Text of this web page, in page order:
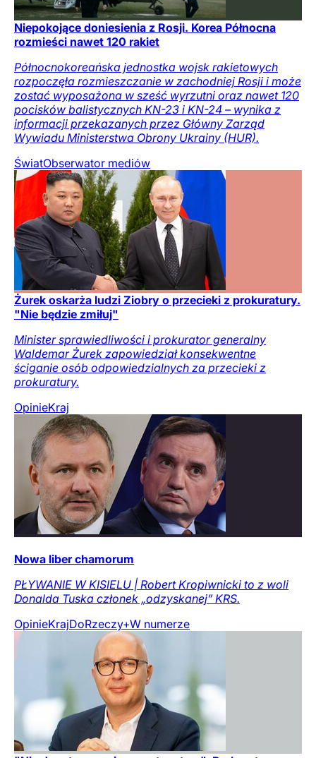
Niepokojące doniesienia z Rosji. Korea Północna
rozmieści nawet 120 rakiet
Północnokoreańska jednostka wojsk rakietowych
rozpoczęła rozmieszczanie w zachodniej Rosji i może
zostać wyposażona w sześć wyrzutni oraz nawet 120
pocisków balistycznych KN-23 i KN-24 – wynika z
informacji przekazanych przez Główny Zarząd
Wywiadu Ministerstwa Obrony Ukrainy (HUR).
ŚwiatObserwator mediów
Żurek oskarża ludzi Ziobry o przecieki z prokuratury.
"Nie będzie zmiłuj"
Minister sprawiedliwości i prokurator generalny
Waldemar Żurek zapowiedział konsekwentne
ściganie osób odpowiedzialnych za przecieki z
prokuratury.
OpinieKraj
Nowa liber chamorum
PŁYWANIE W KISIELU | Robert Kropiwnicki to z woli
Donalda Tuska członek „odzyskanej” KRS.
OpinieKrajDoRzeczy+W numerze